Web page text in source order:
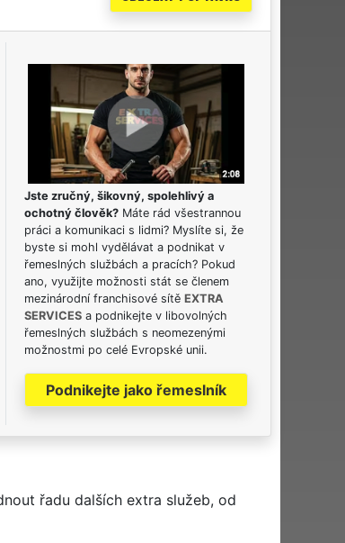
Jste zručný, šikovný, spolehlivý a
ochotný člověk? Máte rád všestrannou
práci a komunikaci s lidmi? Myslíte si, že
byste si mohl vydělávat a podnikat v
řemeslných službách a pracích? Pokud
ano, využijte možnosti stát se členem
mezinárodní franchisové sítě EXTRA
SERVICES a podnikejte v libovolných
řemeslných službách s neomezenými
možnostmi po celé Evropské unii.
Podnikejte jako řemeslník
řadu dalších extra služeb, od